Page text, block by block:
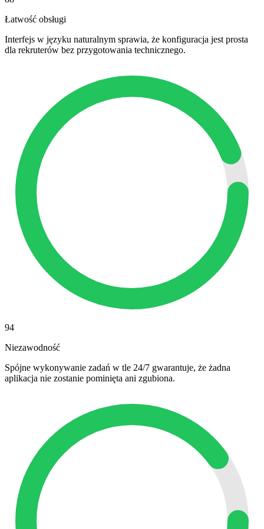
Łatwość obsługi
Interfejs w języku naturalnym sprawia, że konfiguracja jest prosta
dla rekruterów bez przygotowania technicznego.
94
Niezawodność
Spójne wykonywanie zadań w tle 24/7 gwarantuje, że żadna
aplikacja nie zostanie pominięta ani zgubiona.